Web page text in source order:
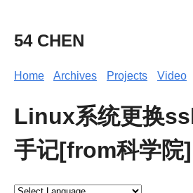
54 CHEN
Home Archives Projects Video
Linux系统更换
手记[from科学院]